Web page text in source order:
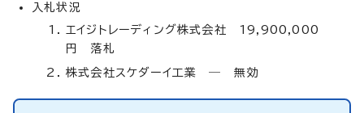
入札状況
エイジトレーディング株式会社 19,900,000
円 落札
株式会社スケダーイ工業 ― 無効